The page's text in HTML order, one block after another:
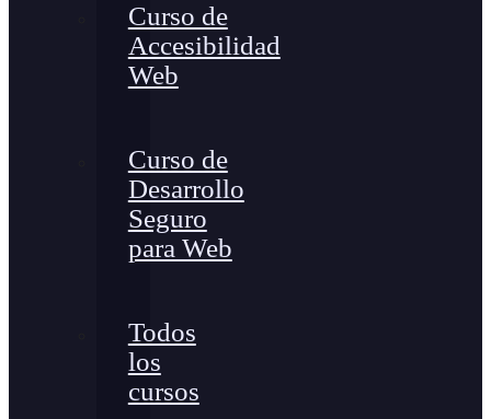
Curso de
Accesibilidad
Web
Curso de
Desarrollo
Seguro
para Web
Todos
los
cursos